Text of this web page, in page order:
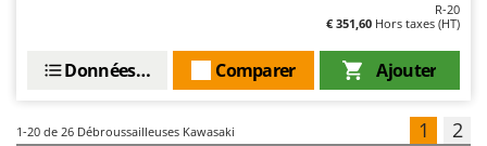
R-20
€ 351,60 Hors taxes (HT)
Ajouter
Comparer
Données techniques
1-20 de 26 Débroussailleuses Kawasaki 1 2